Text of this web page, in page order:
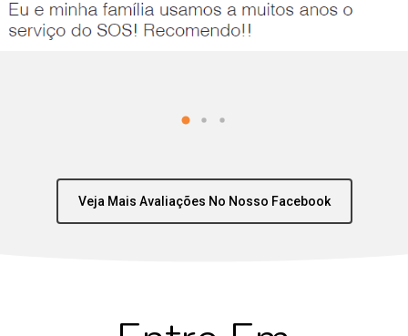
Veja Mais Avaliações No Nosso Facebook